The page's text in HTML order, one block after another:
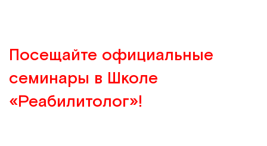
Посещайте официальные
семинары в Школе
«Реабилитолог»!